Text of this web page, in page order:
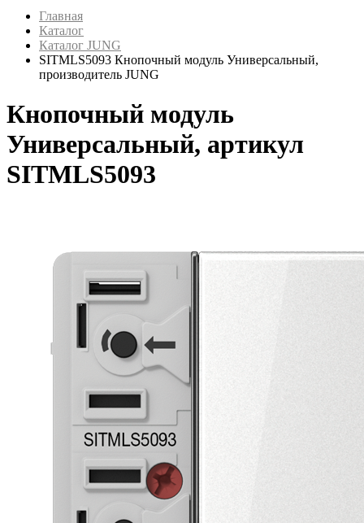
Главная
Каталог
Каталог JUNG
SITMLS5093 Кнопочный модуль Универсальный,
производитель JUNG
Кнопочный модуль
Универсальный, артикул
SITMLS5093